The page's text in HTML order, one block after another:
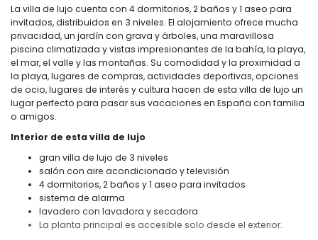
La villa de lujo cuenta con 4 dormitorios, 2 baños y 1 aseo para
invitados, distribuidos en 3 niveles. El alojamiento ofrece mucha
privacidad, un jardín con grava y árboles, una maravillosa
piscina climatizada y vistas impresionantes de la bahía, la playa,
el mar, el valle y las montañas. Su comodidad y la proximidad a
la playa, lugares de compras, actividades deportivas, opciones
de ocio, lugares de interés y cultura hacen de esta villa de lujo un
lugar perfecto para pasar sus vacaciones en España con familia
o amigos.
Interior de esta villa de lujo
gran villa de lujo de 3 niveles
salón con aire acondicionado y televisión
4 dormitorios, 2 baños y 1 aseo para invitados
sistema de alarma
lavadero con lavadora y secadora
La planta principal es accesible solo desde el exterior.